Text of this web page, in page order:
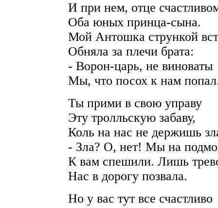
И при нем, отце
Оба юных принца-сына.
Мой Антошка стрункой
Обняла за плечи брата:
- Ворон-царь, не виноваты
Мы, что посох к нам
Ты прими в свою управу
Эту тролльскую забаву,
Коль на нас не держишь
- Зла? О, нет! Мы на
К вам спешили. Лишь
Нас в дорогу позвала.
Но у вас тут все счастливо